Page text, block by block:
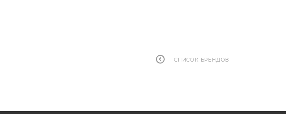
СПИСОК БРЕНДОВ